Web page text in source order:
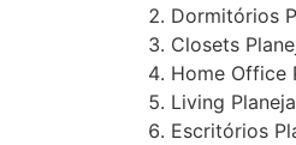
Dormitórios
Closets
Home Office
Living
Escritórios